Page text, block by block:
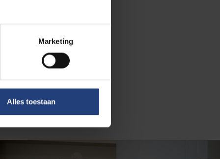
Marketing
Alles toestaan
onderzoeker